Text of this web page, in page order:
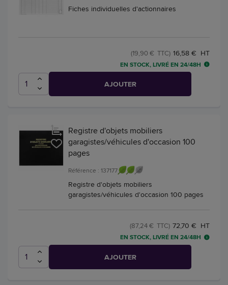
Fiches individuelles d'actionnaires
16,58 € HT
(19,90 € TTC)
EN STOCK, LIVRÉ EN 24/48H
AJOUTER
Registre d'objets mobiliers
garagistes/véhicules d'occasion 100
pages
Référence : 137177
Registre d'objets mobiliers
garagistes/véhicules d'occasion 100 pages
72,70 € HT
(87,24 € TTC)
EN STOCK, LIVRÉ EN 24/48H
AJOUTER